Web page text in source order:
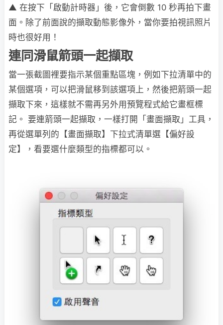
▲ 在按下「啟動計時器」後，它會倒數 10 秒再拍下畫
面。除了前面說的擷取動態影像外，當你要拍視訊照片
時也很好用！
連同滑鼠箭頭一起擷取
當一張截圖裡要指示某個重點區塊，例如下拉清單中的
某個選項，可以把滑鼠移到該選項上，然後把箭頭一起
擷取下來，這樣就不需再另外用預覽程式給它畫框標
記。 要連箭頭一起擷取，一樣打開「畫面擷取」工具，
再從選單列的【畫面擷取】下拉式清單選【偏好設
定】，看要選什麼類型的指標都可以。